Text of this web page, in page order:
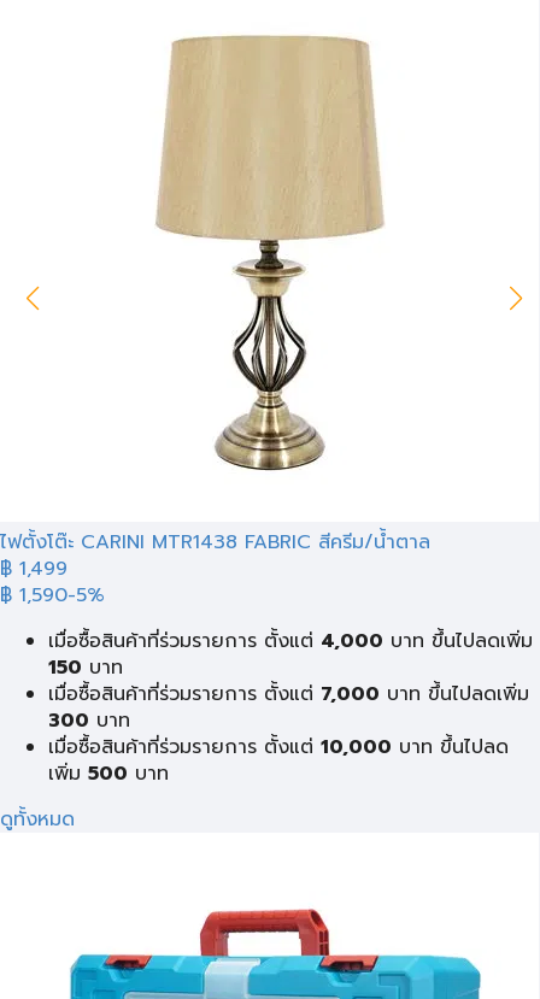
ไฟตั้งโต๊ะ CARINI MTR1438 FABRIC สีครีม/น้ำตาล
฿ 1,499
฿ 1,590-5%
เมื่อซื้อสินค้าที่ร่วมรายการ ตั้งแต่ 4,000 บาท ขึ้นไปลดเพิ่ม
150 บาท
เมื่อซื้อสินค้าที่ร่วมรายการ ตั้งแต่ 7,000 บาท ขึ้นไปลดเพิ่ม
300 บาท
เมื่อซื้อสินค้าที่ร่วมรายการ ตั้งแต่ 10,000 บาท ขึ้นไปลด
เพิ่ม 500 บาท
ดูทั้งหมด